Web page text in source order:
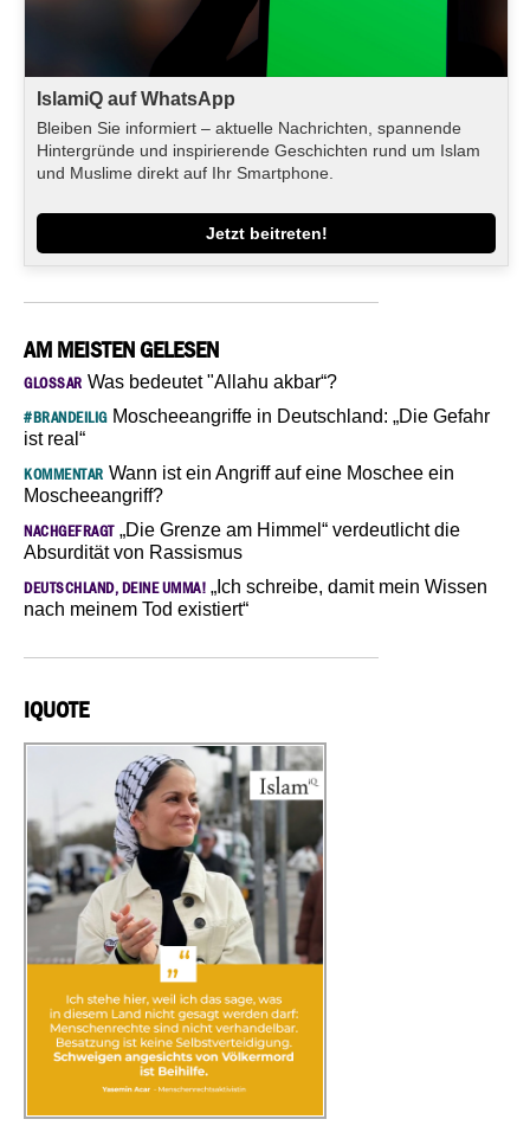
IslamiQ auf WhatsApp
Bleiben Sie informiert – aktuelle Nachrichten, spannende
Hintergründe und inspirierende Geschichten rund um Islam
und Muslime direkt auf Ihr Smartphone.
Jetzt beitreten!
AM MEISTEN GELESEN
GLOSSAR Was bedeutet "Allahu akbar“?
#BRANDEILIGMoscheeangriffe in Deutschland: „Die Gefahr
ist real“
KOMMENTAR Wann ist ein Angriff auf eine Moschee ein
Moscheeangriff?
NACHGEFRAGT„Die Grenze am Himmel“ verdeutlicht die
Absurdität von Rassismus
DEUTSCHLAND, DEINE UMMA! „Ich schreibe, damit mein Wissen
nach meinem Tod existiert“
IQUOTE